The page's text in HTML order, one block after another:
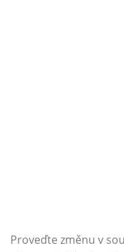
Proveďte změnu v